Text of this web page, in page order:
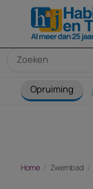
Opruiming
Home Zwembad